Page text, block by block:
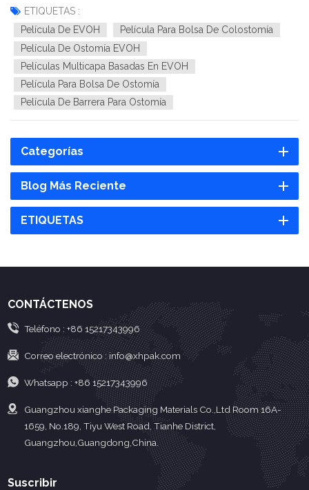
película elimina los olores y la humedad. Tiene varias capas de
PE y EVOH. Funciona mejor que las películas con una sola...
ETIQUETAS :
Película De EVOH
Película Para Bolsa De Colostomía
Película De Ostomía EVOH
Películas Multicapa Basadas En EVOH
Película Para Bolsa De Ostomía
Película De Barrera Para Ostomía
Categorías
Blog Más Reciente
ETIQUETAS
CONTÁCTENOS
Teléfono : +86 15217343996
Correo electrónico :info@xhpak.com
Whatsapp : +86 15217343996
Guangzhou xianghe Packaging Materials Co.,Ltd Room 16A-
1659, No.189, Tiyu West Road, Tianhe District,
Guangzhou,Guangdong,China.
Suscribir